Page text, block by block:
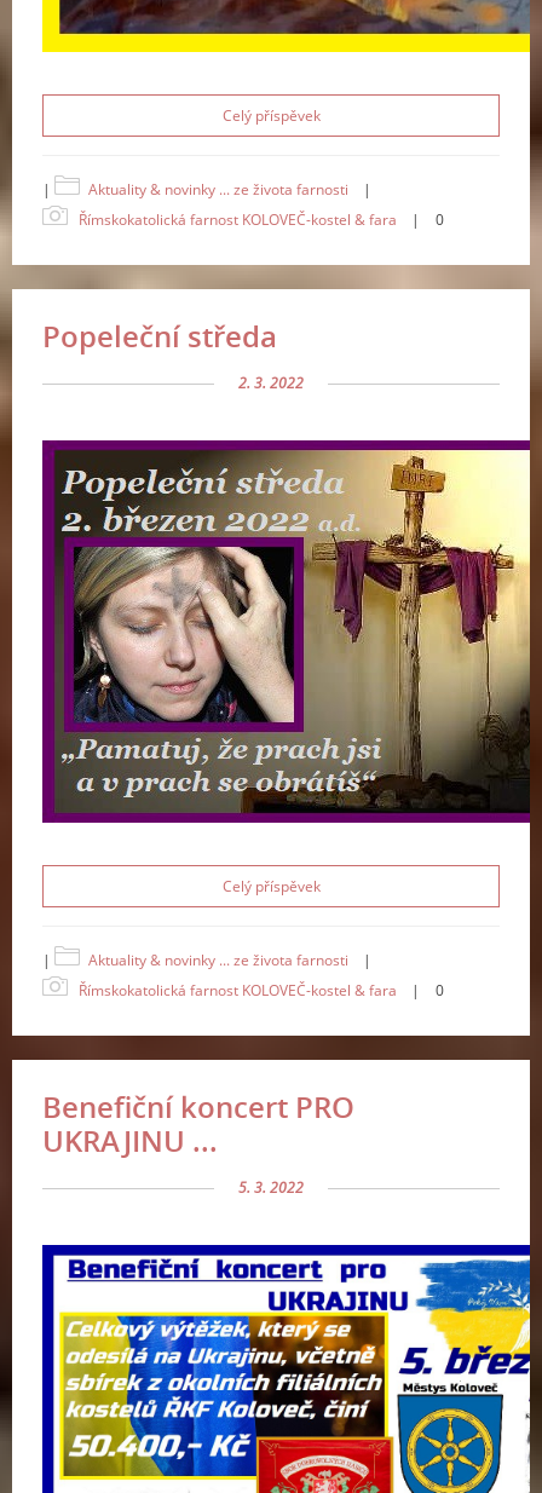
Celý příspěvek
| Aktuality & novinky ... ze života farnosti
|
Římskokatolická farnost KOLOVEČ-kostel & fara
| 0
Popeleční středa
2. 3. 2022
Celý příspěvek
| Aktuality & novinky ... ze života farnosti
|
Římskokatolická farnost KOLOVEČ-kostel & fara
| 0
Benefiční koncert PRO
UKRAJINU ...
5. 3. 2022